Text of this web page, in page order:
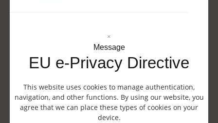
×
Message
EU e-Privacy Directive
This website uses cookies to manage authentication,
navigation, and other functions. By using our website, you
agree that we can place these types of cookies on your
device.